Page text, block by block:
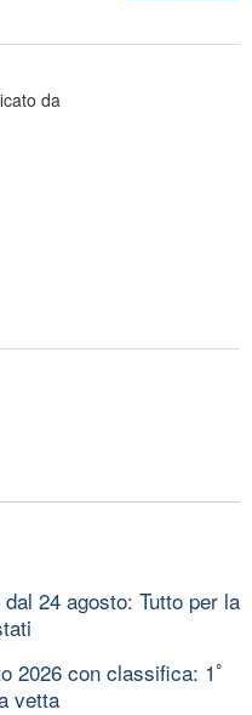
da
24 agosto: Tutto per la
2026 con classifica: 1ﾟ
vetta